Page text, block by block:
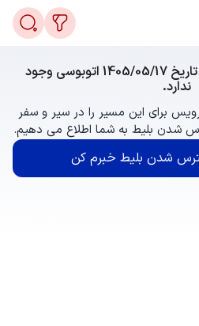
متاسفانه برای مسیر به در تاریخ 1405/05/17 اتوبوسی وجود
ندارد.
برای این مسیر را در سیر و سفر
شدن بلیط به شما اطلاع می دهیم.
شدن بلیط خبرم کن